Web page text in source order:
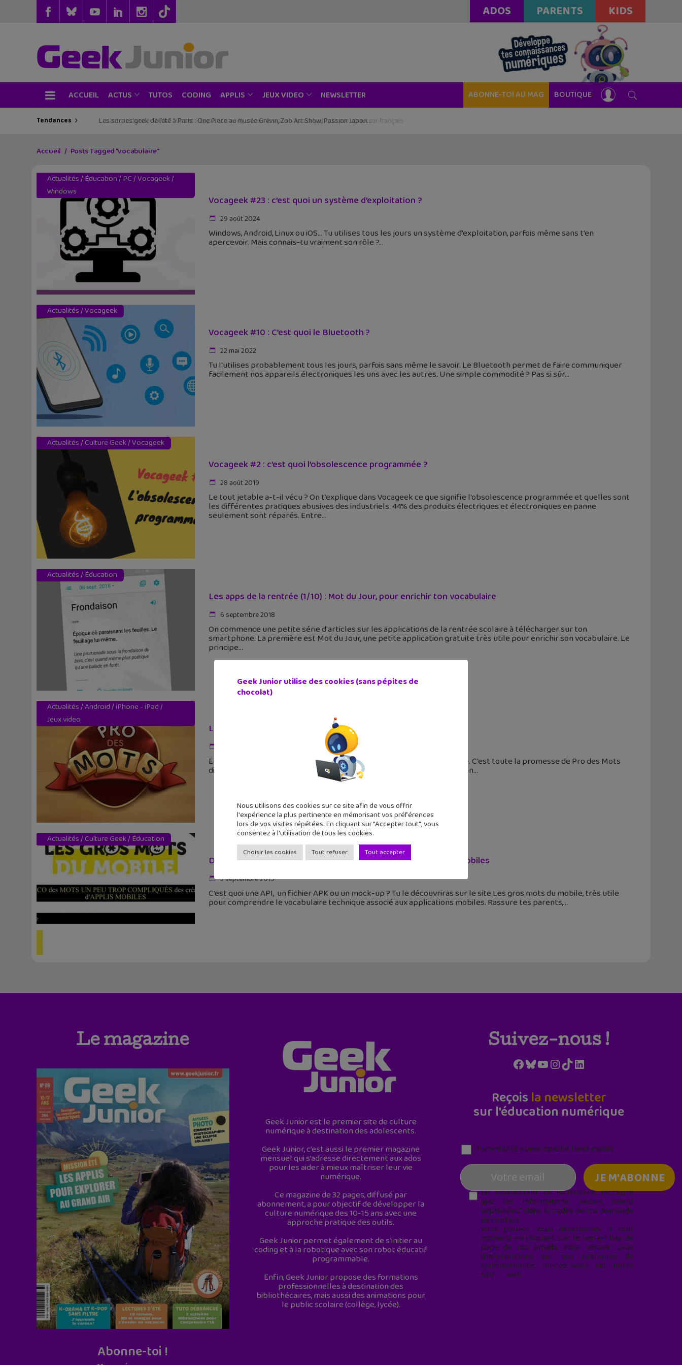
ADOS PARENTS KIDS
ACCUEIL ACTUS TUTOS CODING APPLIS JEUX VIDEO NEWSLETTER ABONNE-TOI AU MAG BOUTIQUE
Tendances Les sorties geek de l’été à Paris : One Piece au musée Grévin, Zoo Art Show, Passion Japon…
Accueil Posts Tagged "vocabulaire"
Actualités/ Éducation/ PC/Vocageek/
Windows
Vocageek #23 : c’est quoi un système d’exploitation ?
29 août 2024
Windows, Android, Linux ou iOS… Tu utilises tous les jours un système d’exploitation, parfois même sans t’en
apercevoir. Mais connais-tu vraiment son rôle ?
Actualités/Vocageek
Vocageek #10 : C’est quoi le Bluetooth ?
22 mai 2022
Tu l'utilises probablement tous les jours, parfois sans même le savoir. Le Bluetooth permet de faire communiquer
facilement nos appareils électroniques les uns avec les autres. Une simple commodité ? Pas si sûr
Actualités/ Culture Geek/Vocageek
Vocageek #2 : c’est quoi l’obsolescence programmée ?
28 août 2019
Le tout jetable a-t-il vécu ? On t'explique dans Vocageek ce que signifie l'obsolescence programmée et quelles sont
les différentes pratiques abusives des industriels. 44% des produits électriques et électroniques en panne
seulement sont réparés. Entre
Actualités/ Éducation
Les apps de la rentrée (1/10) : Mot du Jour, pour enrichir ton vocabulaire
6 septembre 2018
On commence une petite série d'articles sur les applications de la rentrée scolaire à télécharger sur ton
smartphone. La première est Mot du Jour, une petite application gratuite très utile pour enrichir son vocabulaire. Le
principe
Actualités/Android/iPhone - iPad/
Jeux video
Le jeu mobile du jour : Pro des Mots (App Store / Google Play)
Et si on apprenait un peu de vocabulaire en jouant avec son smartphone. C'est toute la promesse de Pro des Mots
disponible sur Android et iOS. Le principe du jeu est tout simple : avec ton
Actualités/ Culture Geek/ Éducation
Découvre les Gros Mots du Mobile, le lexique des applications mobiles
3 septembre 2015
C'est quoi une API, un fichier APK ou un mock-up ? Tu le découvriras sur le site Les gros mots du mobile, très utile
pour comprendre le vocabulaire technique associé aux applications mobiles. Rassure tes parents,
Le magazine
Abonne-toi !
Geek Junior est le premier site de culture
numérique à destination des adolescents.
Geek Junior, c’est aussi le premier magazine
mensuel qui s’adresse directement aux ados
pour les aider à mieux maîtriser leur vie
numérique.
Ce magazine de 32 pages, diffusé par
abonnement, a pour objectif de développer la
culture numérique des 10-15 ans avec une
approche pratique des outils.
Geek Junior permet également de s'initier au
coding et à la robotique avec son robot éducatif
programmable.
Enfin, Geek Junior propose des formations
professionnelles à destination des
bibliothécaires, mais aussi des animations pour
le public scolaire (collège, lycée).
Suivez-nous !
Facebook
Bluesky
YouTube
Instagram
TikTokLinkedIn
Reçois la newsletter
sur l'éducation numérique
Parentalité numérique (le lundi matin)
En soumettant ce formulaire, j’accepte
que les informations saisies soient
exploitées* dans le cadre de ma demande
de contact.
Vous pouvez vous désabonner à tout
moment en cliquant sur le lien en bas de
page de nos emails. Pour obtenir plus
d'informations sur nos pratiques de
confidentialité, rendez-vous sur notre
site web
Geek Junior utilise des cookies (sans pépites de
chocolat)
Nous utilisons des cookies sur ce site afin de vous offrir
l'expérience la plus pertinente en mémorisant vos préférences
lors de vos visites répétées. En cliquant sur "Accepter tout", vous
consentez à l'utilisation de tous les cookies.
Choisir les cookies Tout refuser Tout accepter